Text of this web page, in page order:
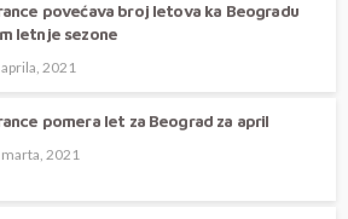
povećava broj letova ka Beogradu
letnje sezone
2021
pomera let za Beograd za april
marta, 2021